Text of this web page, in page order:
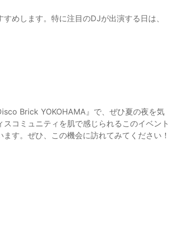
めします。特に注目のDJが出演する日は、
Brick YOKOHAMA』で、ぜひ夏の夜を気
コミュニティを肌で感じられるこのイベント
す。ぜひ、この機会に訪れてみてください！